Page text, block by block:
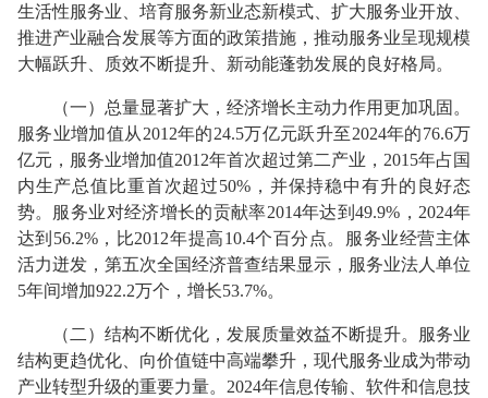
生活性服务业、培育服务新业态新模式、扩大服务业开放、
推进产业融合发展等方面的政策措施，推动服务业呈现规模
大幅跃升、质效不断提升、新动能蓬勃发展的良好格局。
（一）总量显著扩大，经济增长主动力作用更加巩固。
服务业增加值从2012年的24.5万亿元跃升至2024年的76.6万
亿元，服务业增加值2012年首次超过第二产业，2015年占国
内生产总值比重首次超过50%，并保持稳中有升的良好态
势。服务业对经济增长的贡献率2014年达到49.9%，2024年
达到56.2%，比2012年提高10.4个百分点。服务业经营主体
活力迸发，第五次全国经济普查结果显示，服务业法人单位
5年间增加922.2万个，增长53.7%。
（二）结构不断优化，发展质量效益不断提升。服务业
结构更趋优化、向价值链中高端攀升，现代服务业成为带动
产业转型升级的重要力量。2024年信息传输、软件和信息技